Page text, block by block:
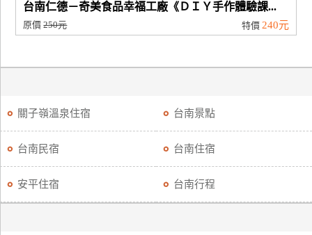
台南仁德－奇美食品幸福工廠《ＤＩＹ手作體驗課...
原價250元 特價 240元
關子嶺溫泉住宿 台南景點
台南民宿 台南住宿
安平住宿 台南行程